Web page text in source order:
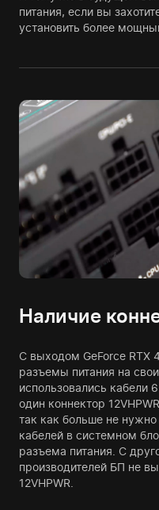
питания, если вы
установить более
Наличие
С выходом GeForce RTX
разъемы питания на
использовались кабели
один коннектор
так как больше не
кабелей в системном
разъема питания. С
производителей БП не
12VHPWR.